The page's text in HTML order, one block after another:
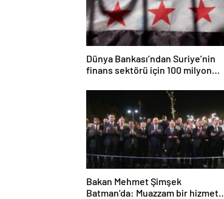
Dünya Bankası’ndan Suriye’nin
finans sektörü için 100 milyon
Bakan Mehmet Şimşek
Batman’da: Muazzam bir hizmet